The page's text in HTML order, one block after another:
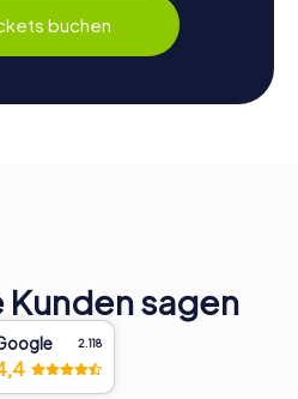
buchen
Kunden sagen
2.118